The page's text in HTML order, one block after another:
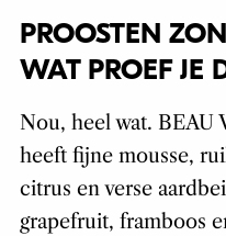
PROOSTEN
WAT PROEF JE
Nou, heel wat. BEAU
heeft fijne mousse,
citrus en verse
grapefruit, framboos